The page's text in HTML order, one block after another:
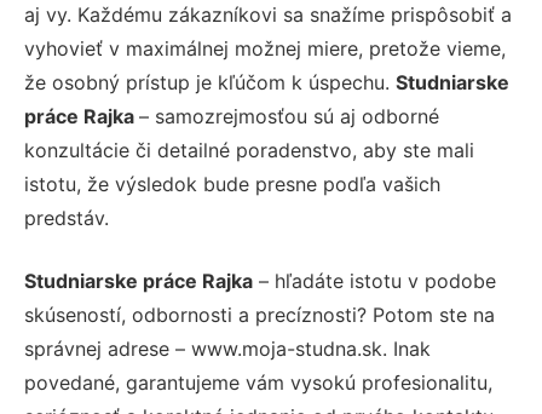
aj vy. Každému zákazníkovi sa snažíme prispôsobiť a
vyhovieť v maximálnej možnej miere, pretože vieme,
že osobný prístup je kľúčom k úspechu. Studniarske
práce Rajka – samozrejmosťou sú aj odborné
konzultácie či detailné poradenstvo, aby ste mali
istotu, že výsledok bude presne podľa vašich
predstáv.
Studniarske práce Rajka – hľadáte istotu v podobe
skúseností, odbornosti a precíznosti? Potom ste na
správnej adrese – www.moja-studna.sk. Inak
povedané, garantujeme vám vysokú profesionalitu,